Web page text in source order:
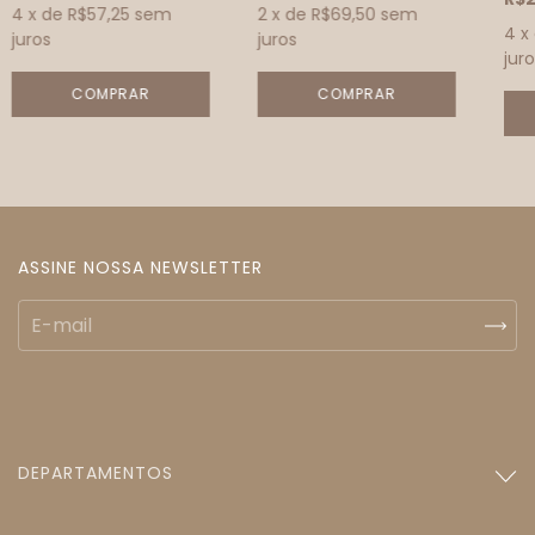
4 x de R$57,25 sem
juros
2 x de R$69,50 sem
juros
4 x
ASSINE NOSSA NEWSLETTER
DEPARTAMENTOS